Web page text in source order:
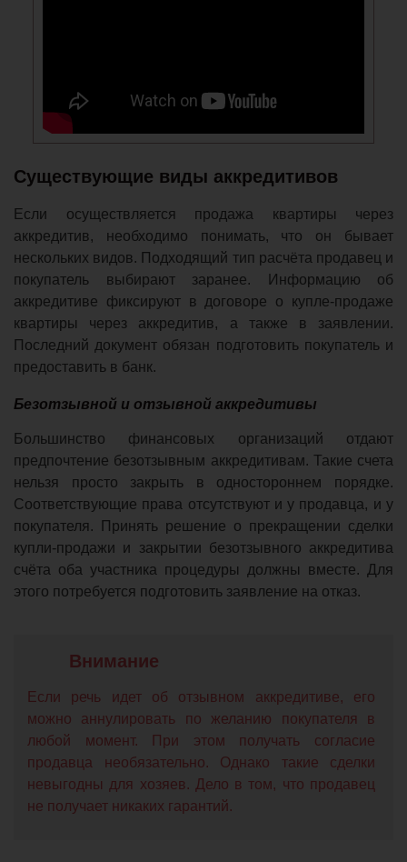
Существующие виды аккредитивов
Если осуществляется продажа квартиры через
аккредитив, необходимо понимать, что он бывает
нескольких видов. Подходящий тип расчёта продавец и
покупатель выбирают заранее. Информацию об
аккредитиве фиксируют в договоре о купле-продаже
квартиры через аккредитив, а также в заявлении.
Последний документ обязан подготовить покупатель и
предоставить в банк.
Безотзывной и отзывной аккредитивы
Большинство финансовых организаций отдают
предпочтение безотзывным аккредитивам. Такие счета
нельзя просто закрыть в одностороннем порядке.
Соответствующие права отсутствуют и у продавца, и у
покупателя. Принять решение о прекращении сделки
купли-продажи и закрытии безотзывного аккредитива
счёта оба участника процедуры должны вместе. Для
этого потребуется подготовить заявление на отказ.
Если речь идет об отзывном аккредитиве, его
можно аннулировать по желанию покупателя в
любой момент. При этом получать согласие
продавца необязательно. Однако такие сделки
невыгодны для хозяев. Дело в том, что продавец
не получает никаких гарантий.